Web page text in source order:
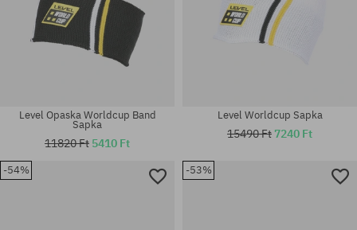
Level Opaska Worldcup Band
Sapka
11820 Ft 5410 Ft
Level Worldcup Sapka
15490 Ft 7240 Ft
-54% -53%